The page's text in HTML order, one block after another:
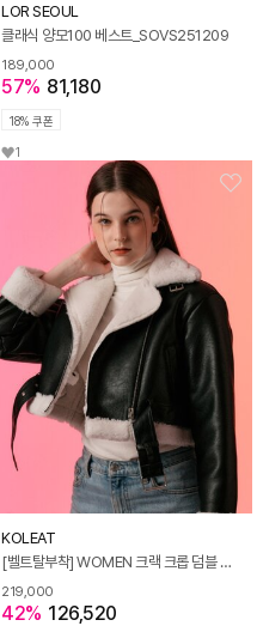
LOR SEOUL
클래식 양모100 베스트_SOVS251209
189,000
57% 81,180
18% 쿠폰
1
KOLEAT
[벨트탈부착] WOMEN 크랙 크롭 덤블 무스탕 양털 플리스 자켓 Black_White [라이더 ver.]
219,000
42% 126,520